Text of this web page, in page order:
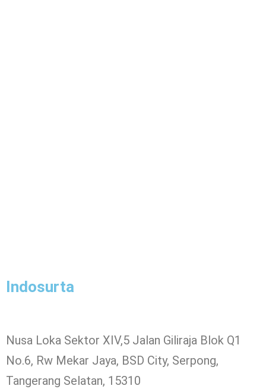
Indosurta
Nusa Loka Sektor XIV,5 Jalan Giliraja Blok Q1
No.6, Rw Mekar Jaya, BSD City, Serpong,
Tangerang Selatan, 15310